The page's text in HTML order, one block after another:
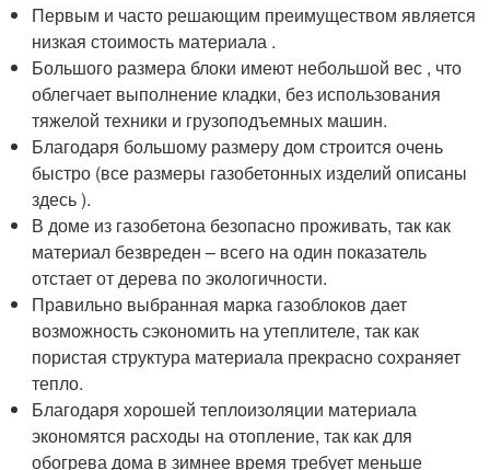
Первым и часто решающим преимуществом является
низкая стоимость материала .
Большого размера блоки имеют небольшой вес , что
облегчает выполнение кладки, без использования
тяжелой техники и грузоподъемных машин.
Благодаря большому размеру дом строится очень
быстро (все размеры газобетонных изделий описаны
здесь ).
В доме из газобетона безопасно проживать, так как
материал безвреден – всего на один показатель
отстает от дерева по экологичности.
Правильно выбранная марка газоблоков дает
возможность сэкономить на утеплителе, так как
пористая структура материала прекрасно сохраняет
тепло.
Благодаря хорошей теплоизоляции материала
экономятся расходы на отопление, так как для
обогрева дома в зимнее время требует меньше